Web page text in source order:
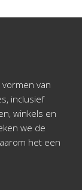
van
inclusief
winkels en
we de
het een